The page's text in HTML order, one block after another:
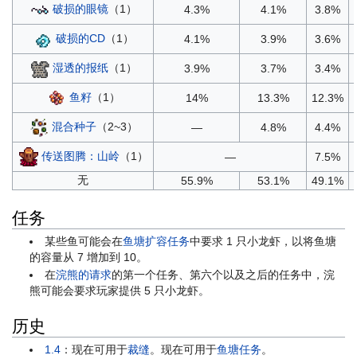
破损的眼镜 （1） 4.3% 4.1% 3.8%
破损的CD （1） 4.1% 3.9% 3.6%
湿透的报纸 （1） 3.9% 3.7% 3.4%
鱼籽 （1） 14% 13.3% 12.3%
混合种子 （2~3） — 4.8% 4.4%
传送图腾：山岭 （1） — 7.5%
无
55.9% 53.1% 49.1%
任务
某些鱼可能会在鱼塘扩容任务中要求 1 只小龙虾，以将鱼塘
的容量从 7 增加到 10。
在浣熊的请求的第一个任务、第六个以及之后的任务中，浣
熊可能会要求玩家提供 5 只小龙虾。
历史
1.4 ：现在可用于裁缝。现在可用于鱼塘任务。